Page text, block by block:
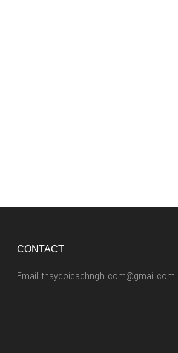
CONTACT
Email: thaydoicachnghi.com@gmail.com